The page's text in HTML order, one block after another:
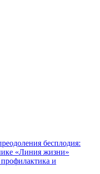
бесплодия:
«Линия жизни»
и